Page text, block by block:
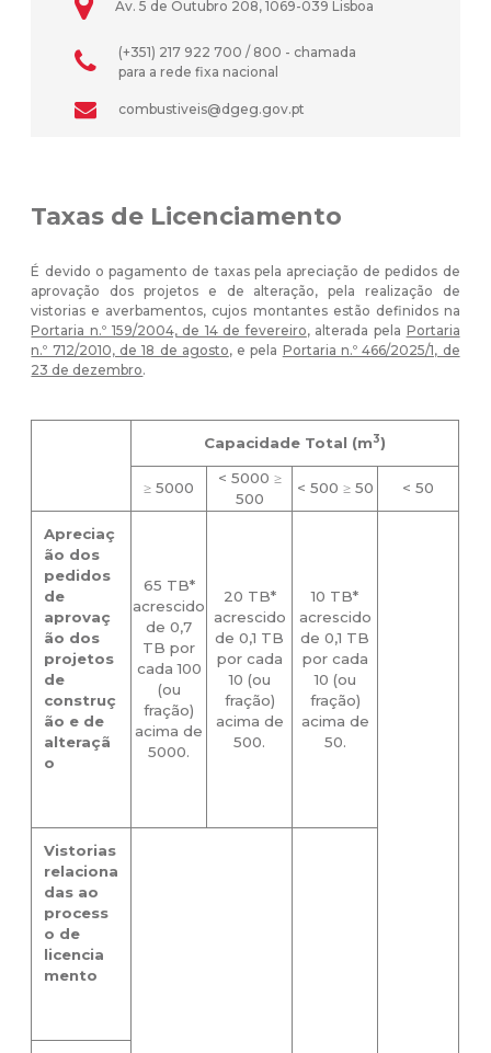
Av. 5 de Outubro 208, 1069-039 Lisboa
(+351) 217 922 700 / 800 - chamada
para a rede fixa nacional
combustiveis@dgeg.gov.pt
Taxas de Licenciamento
É devido o pagamento de taxas pela apreciação de pedidos de
aprovação dos projetos e de alteração, pela realização de
vistorias e averbamentos, cujos montantes estão definidos na
Portaria n.º 159/2004, de 14 de fevereiro, alterada pela Portaria
n.º 712/2010, de 18 de agosto, e pela Portaria n.º 466/2025/1, de
23 de dezembro.
Capacidade Total (m3)
≥ 5000
< 5000 ≥
500
< 500 ≥ 50 < 50
Apreciaç
ão dos
pedidos
de
aprovaç
ão dos
projetos
de
construç
ão e de
alteraçã
o
65 TB*
acrescido
de 0,7
TB por
cada 100
(ou
fração)
acima de
5000.
20 TB*
acrescido
de 0,1 TB
por cada
10 (ou
fração)
acima de
500.
10 TB*
acrescido
de 0,1 TB
por cada
10 (ou
fração)
acima de
50.
Vistorias
relaciona
das ao
process
o de
licencia
mento